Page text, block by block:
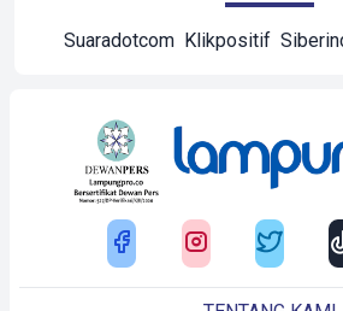
Suaradotcom Klikpositif